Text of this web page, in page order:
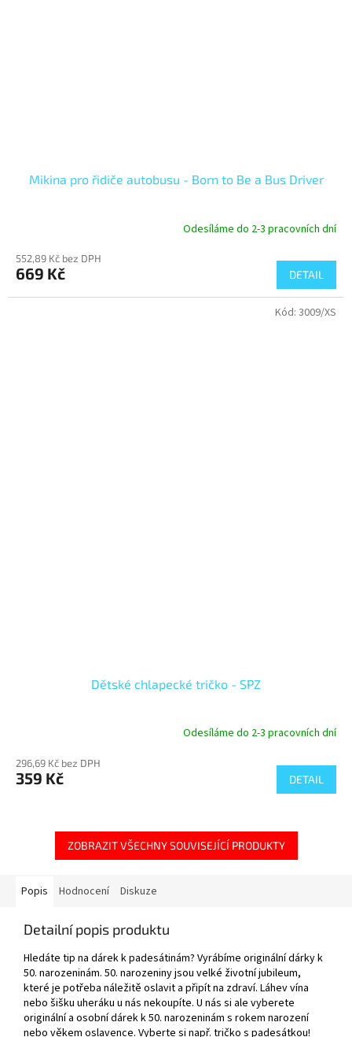
Mikina pro řidiče autobusu - Born to Be a Bus Driver
Odesíláme do 2-3 pracovních dní
552,89 Kč bez DPH
669 Kč DETAIL
Dětské chlapecké tričko - SPZ
Odesíláme do 2-3 pracovních dní
296,69 Kč bez DPH
359 Kč DETAIL
Kód: 3009/XS
ZOBRAZIT VŠECHNY SOUVISEJÍCÍ PRODUKTY
Popis Hodnocení Diskuze
Detailní popis produktu
Hledáte tip na dárek k padesátinám? Vyrábíme originální dárky k
50. narozeninám. 50. narozeniny jsou velké životní jubileum,
které je potřeba náležitě oslavit a připít na zdraví. Láhev vína
nebo šišku uheráku u nás nekoupíte. U nás si ale vyberete
originální a osobní dárek k 50. narozeninám s rokem narození
nebo věkem oslavence. Vyberte si např. tričko s padesátkou!